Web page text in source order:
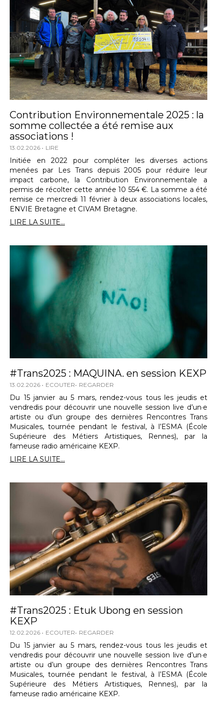
Contribution Environnementale 2025 : la
somme collectée a été remise aux
associations !
13.02.2026 LIRE
Initiée en 2022 pour compléter les diverses actions
menées par Les Trans depuis 2005 pour réduire leur
impact carbone, la Contribution Environnementale a
permis de récolter cette année 10 554 €. La somme a été
remise ce mercredi 11 février à deux associations locales,
ENVIE Bretagne et CIVAM Bretagne.
LIRE LA SUITE...
#Trans2025 : MAQUINA. en session KEXP
13.02.2026 ECOUTER REGARDER
Du 15 janvier au 5 mars, rendez-vous tous les jeudis et
vendredis pour découvrir une nouvelle session live d’un·e
artiste ou d’un groupe des dernières Rencontres Trans
Musicales, tournée pendant le festival, à l’ESMA (École
Supérieure des Métiers Artistiques, Rennes), par la
fameuse radio américaine KEXP.
LIRE LA SUITE...
#Trans2025 : Etuk Ubong en session
KEXP
12.02.2026 ECOUTER REGARDER
Du 15 janvier au 5 mars, rendez-vous tous les jeudis et
vendredis pour découvrir une nouvelle session live d’un·e
artiste ou d’un groupe des dernières Rencontres Trans
Musicales, tournée pendant le festival, à l’ESMA (École
Supérieure des Métiers Artistiques, Rennes), par la
fameuse radio américaine KEXP.